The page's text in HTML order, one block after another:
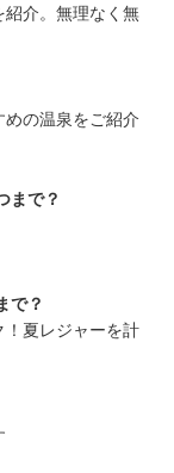
介。無理なく無
の温泉をご紹介
まで？
で？
夏レジャーを計